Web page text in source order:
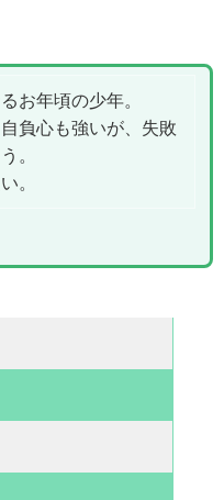
お年頃の少年。
負心も強いが、失敗
。
。